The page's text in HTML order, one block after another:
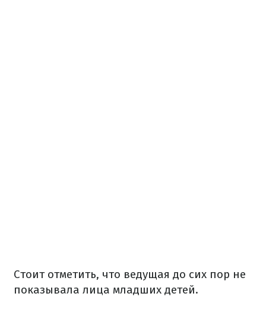
Стоит отметить, что ведущая до сих пор не
показывала лица младших детей.